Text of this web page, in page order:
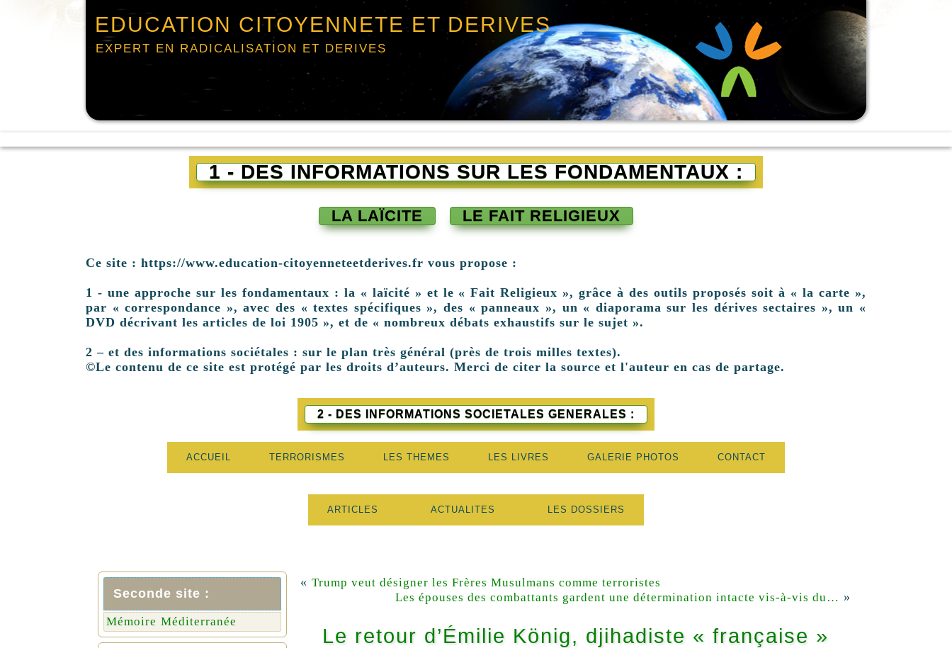
EDUCATION CITOYENNETE ET DERIVES
EXPERT EN RADICALISATION ET DERIVES
1 - DES INFORMATIONS SUR LES FONDAMENTAUX :
LA LAÏCITE LE FAIT RELIGIEUX
Ce site : https://www.education-citoyenneteetderives.fr vous propose :
1 - une approche sur les fondamentaux : la « laïcité » et le « Fait Religieux », grâce à des outils proposés soit à « la carte »,
par « correspondance », avec des « textes spécifiques », des « panneaux », un « diaporama sur les dérives sectaires », un «
DVD décrivant les articles de loi 1905 », et de « nombreux débats exhaustifs sur le sujet ».
2 – et des informations sociétales : sur le plan très général (près de trois milles textes).
©Le contenu de ce site est protégé par les droits d’auteurs. Merci de citer la source et l'auteur en cas de partage.
2 - DES INFORMATIONS SOCIETALES GENERALES :
ACCUEIL TERRORISMES LES THEMES LES LIVRES GALERIE PHOTOS CONTACT
ARTICLES ACTUALITES LES DOSSIERS
Seconde site :
Mémoire Méditerranée
« Trump veut désigner les Frères Musulmans comme terroristes
Les épouses des combattants gardent une détermination intacte vis-à-vis du… »
Le retour d’Émilie König, djihadiste « française »